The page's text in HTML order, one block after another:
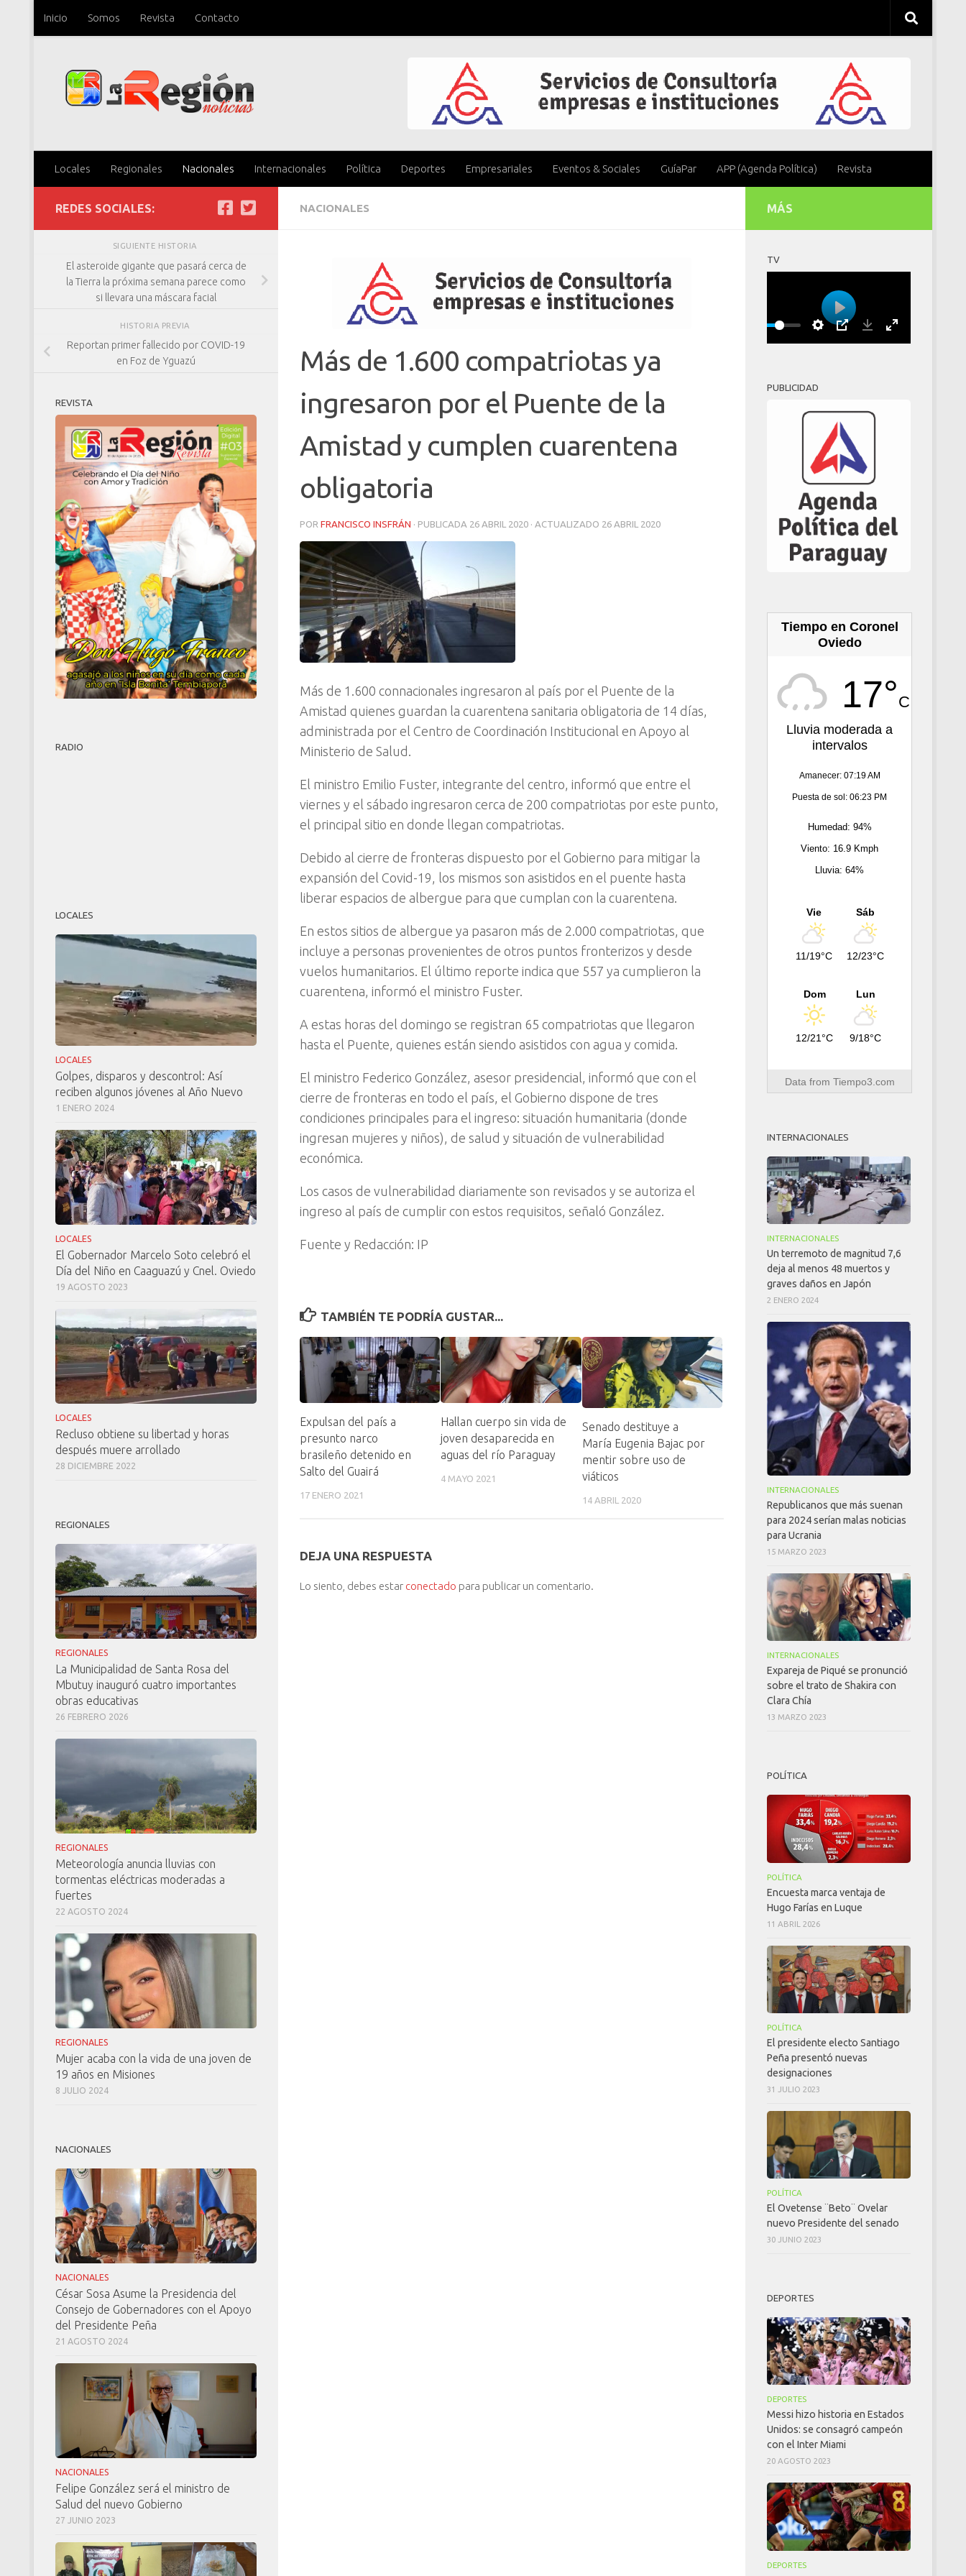
Saltar al contenido
Inicio Somos Revista Contacto
Locales Regionales Nacionales Internacionales Política Deportes Empresariales Eventos & Sociales GuíaPar APP (Agenda Política) Revista
NACIONALES
Más de 1.600 compatriotas ya
ingresaron por el Puente de la
Amistad y cumplen cuarentena
obligatoria
POR FRANCISCO INSFRÁN · PUBLICADA 26 ABRIL 2020 · ACTUALIZADO 26 ABRIL 2020
Más de 1.600 connacionales ingresaron al país por el Puente de la
Amistad quienes guardan la cuarentena sanitaria obligatoria de 14 días,
administrada por el Centro de Coordinación Institucional en Apoyo al
Ministerio de Salud.
El ministro Emilio Fuster, integrante del centro, informó que entre el
viernes y el sábado ingresaron cerca de 200 compatriotas por este punto,
el principal sitio en donde llegan compatriotas.
Debido al cierre de fronteras dispuesto por el Gobierno para mitigar la
expansión del Covid-19, los mismos son asistidos en el puente hasta
liberar espacios de albergue para que cumplan con la cuarentena.
En estos sitios de albergue ya pasaron más de 2.000 compatriotas, que
incluye a personas provenientes de otros puntos fronterizos y desde
vuelos humanitarios. El último reporte indica que 557 ya cumplieron la
cuarentena, informó el ministro Fuster.
A estas horas del domingo se registran 65 compatriotas que llegaron
hasta el Puente, quienes están siendo asistidos con agua y comida.
El ministro Federico González, asesor presidencial, informó que con el
cierre de fronteras en todo el país, el Gobierno dispone de tres
condiciones principales para el ingreso: situación humanitaria (donde
ingresan mujeres y niños), de salud y situación de vulnerabilidad
económica.
Los casos de vulnerabilidad diariamente son revisados y se autoriza el
ingreso al país de cumplir con estos requisitos, señaló González.
Fuente y Redacción: IP
TAMBIÉN TE PODRÍA GUSTAR...
Expulsan del país a
presunto narco
brasileño detenido en
Salto del Guairá
17 ENERO 2021
Hallan cuerpo sin vida de
joven desaparecida en
aguas del río Paraguay
4 MAYO 2021
Senado destituye a
María Eugenia Bajac por
mentir sobre uso de
viáticos
14 ABRIL 2020
DEJA UNA RESPUESTA
Lo siento, debes estar conectado para publicar un comentario.
REDES SOCIALES:
SIGUIENTE HISTORIA
El asteroide gigante que pasará cerca de
la Tierra la próxima semana parece como
si llevara una máscara facial
HISTORIA PREVIA
Reportan primer fallecido por COVID-19
en Foz de Yguazú
REVISTA
RADIO
LOCALES
LOCALES
Golpes, disparos y descontrol: Así
reciben algunos jóvenes al Año Nuevo
1 ENERO 2024
LOCALES
El Gobernador Marcelo Soto celebró el
Día del Niño en Caaguazú y Cnel. Oviedo
19 AGOSTO 2023
LOCALES
Recluso obtiene su libertad y horas
después muere arrollado
28 DICIEMBRE 2022
REGIONALES
REGIONALES
La Municipalidad de Santa Rosa del
Mbutuy inauguró cuatro importantes
obras educativas
26 FEBRERO 2026
REGIONALES
Meteorología anuncia lluvias con
tormentas eléctricas moderadas a
fuertes
22 AGOSTO 2024
REGIONALES
Mujer acaba con la vida de una joven de
19 años en Misiones
8 JULIO 2024
NACIONALES
NACIONALES
César Sosa Asume la Presidencia del
Consejo de Gobernadores con el Apoyo
del Presidente Peña
21 AGOSTO 2024
NACIONALES
Felipe González será el ministro de
Salud del nuevo Gobierno
27 JUNIO 2023
MÁS
TV
Play
PUBLICIDAD
Tiempo en Coronel
Oviedo
17°C
Lluvia moderada a
intervalos
Amanecer: 07:19 AM
Puesta de sol: 06:23 PM
Humedad: 94%
Viento: 16.9 Kmph
Lluvia: 64%
Vie
11/19°C
Sáb
12/23°C
Dom
12/21°C
Lun
9/18°C
Data from Tiempo3.com
INTERNACIONALES
INTERNACIONALES
Un terremoto de magnitud 7,6
deja al menos 48 muertos y
graves daños en Japón
2 ENERO 2024
INTERNACIONALES
Republicanos que más suenan
para 2024 serían malas noticias
para Ucrania
15 MARZO 2023
INTERNACIONALES
Expareja de Piqué se pronunció
sobre el trato de Shakira con
Clara Chía
13 MARZO 2023
POLÍTICA
POLÍTICA
Encuesta marca ventaja de
Hugo Farías en Luque
11 ABRIL 2026
POLÍTICA
El presidente electo Santiago
Peña presentó nuevas
designaciones
31 JULIO 2023
POLÍTICA
El Ovetense ¨Beto¨ Ovelar
nuevo Presidente del senado
30 JUNIO 2023
DEPORTES
DEPORTES
Messi hizo historia en Estados
Unidos: se consagró campeón
con el Inter Miami
20 AGOSTO 2023
DEPORTES